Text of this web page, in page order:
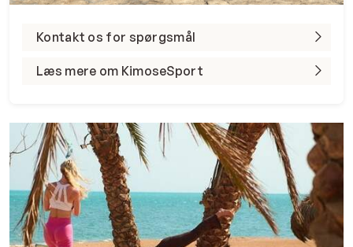
Kontakt os for spørgsmål
Læs mere om KimoseSport